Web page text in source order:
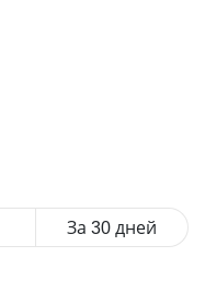
За 30 дней